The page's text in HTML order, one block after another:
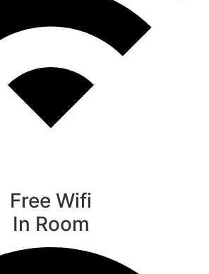
Free Wifi
In Room